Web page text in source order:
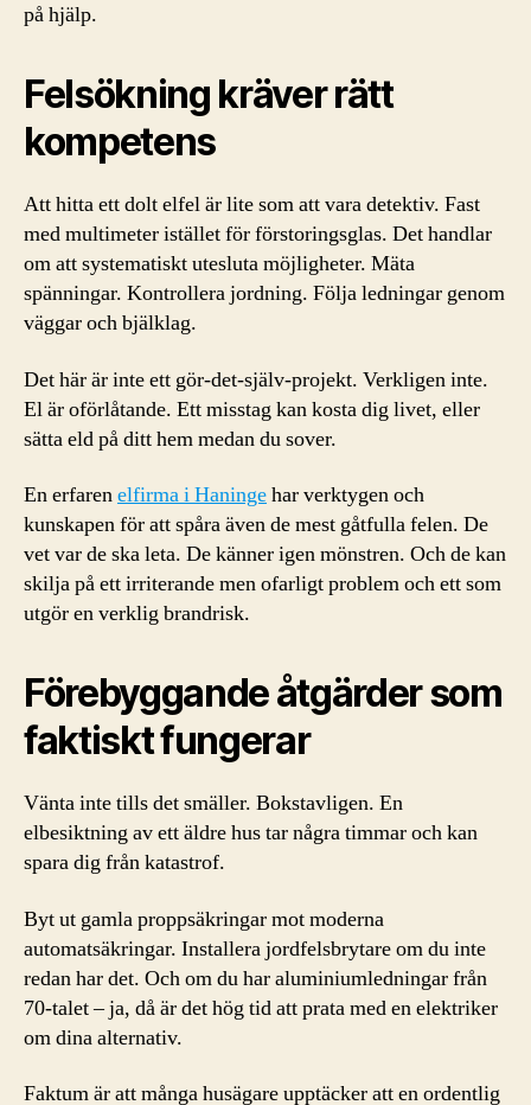
på hjälp.
Felsökning kräver rätt
kompetens
Att hitta ett dolt elfel är lite som att vara detektiv. Fast
med multimeter istället för förstoringsglas. Det handlar
om att systematiskt utesluta möjligheter. Mäta
spänningar. Kontrollera jordning. Följa ledningar genom
väggar och bjälklag.
Det här är inte ett gör-det-själv-projekt. Verkligen inte.
El är oförlåtande. Ett misstag kan kosta dig livet, eller
sätta eld på ditt hem medan du sover.
En erfarenelfirma i Haningehar verktygen och
kunskapen för att spåra även de mest gåtfulla felen. De
vet var de ska leta. De känner igen mönstren. Och de kan
skilja på ett irriterande men ofarligt problem och ett som
utgör en verklig brandrisk.
Förebyggande åtgärder som
faktiskt fungerar
Vänta inte tills det smäller. Bokstavligen. En
elbesiktning av ett äldre hus tar några timmar och kan
spara dig från katastrof.
Byt ut gamla proppsäkringar mot moderna
automatsäkringar. Installera jordfelsbrytare om du inte
redan har det. Och om du har aluminium­ledningar från
70-talet – ja, då är det hög tid att prata med en elektriker
om dina alternativ.
Faktum är att många husägare upptäcker att en ordentlig